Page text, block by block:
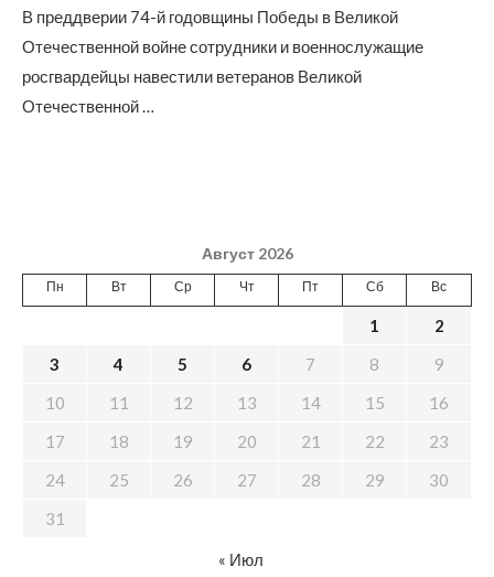
В преддверии 74-й годовщины Победы в Великой
Отечественной войне сотрудники и военнослужащие
росгвардейцы навестили ветеранов Великой
Отечественной …
Август 2026
Пн Вт Ср Чт Пт Сб Вс
1
2
3
4 5 6 7 8
9
10
11 12 13 14 15
16
17
18 19 20 21 22
23
24
25 26 27 28 29
30
31
« Июл